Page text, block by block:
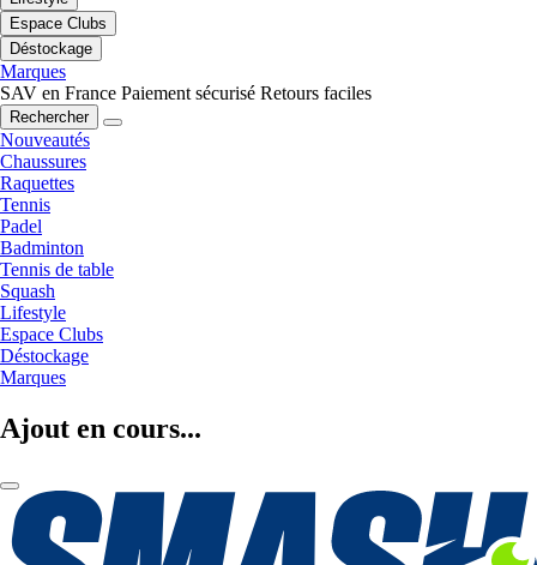
Espace Clubs
Déstockage
Marques
SAV en France Paiement sécurisé Retours faciles
Rechercher
Nouveautés
Chaussures
Raquettes
Tennis
Padel
Badminton
Tennis de table
Squash
Lifestyle
Espace Clubs
Déstockage
Marques
Ajout en cours...